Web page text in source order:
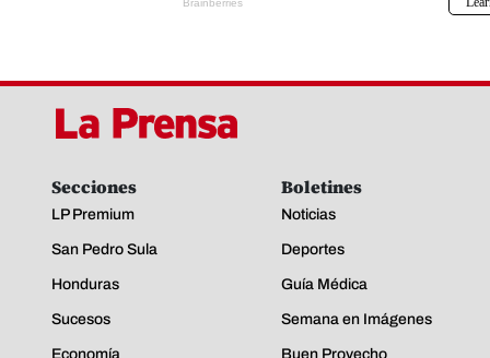
Secciones
LP Premium
San Pedro Sula
Honduras
Sucesos
Economía
Boletines
Noticias
Deportes
Guía Médica
Semana en Imágenes
Buen Provecho